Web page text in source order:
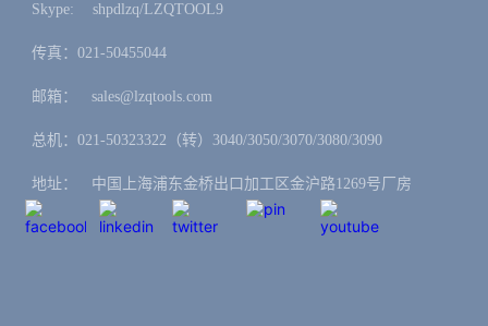
Skype: ㅤshpdlzq/LZQTOOL9
传真：021-50455044
邮箱：ㅤsales@lzqtools.com
总机：021-50323322（转）3040/3050/3070/3080/3090
地址：ㅤ中国上海浦东金桥出口加工区金沪路1269号厂房